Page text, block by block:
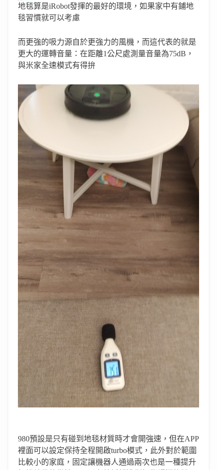
地毯算是iRobot發揮的最好的環境，如果家中有鋪地
毯習慣就可以考慮
而更強的吸力源自於更強力的風機，而這代表的就是
更大的運轉音量：在距離1公尺處測量音量為75dB，
與米家全速模式有得拚
980預設是只有碰到地毯材質時才會開強速，但在APP
裡面可以設定保持全程開啟turbo模式，此外對於範圍
比較小的家庭，固定讓機器人通過兩次也是一種提升